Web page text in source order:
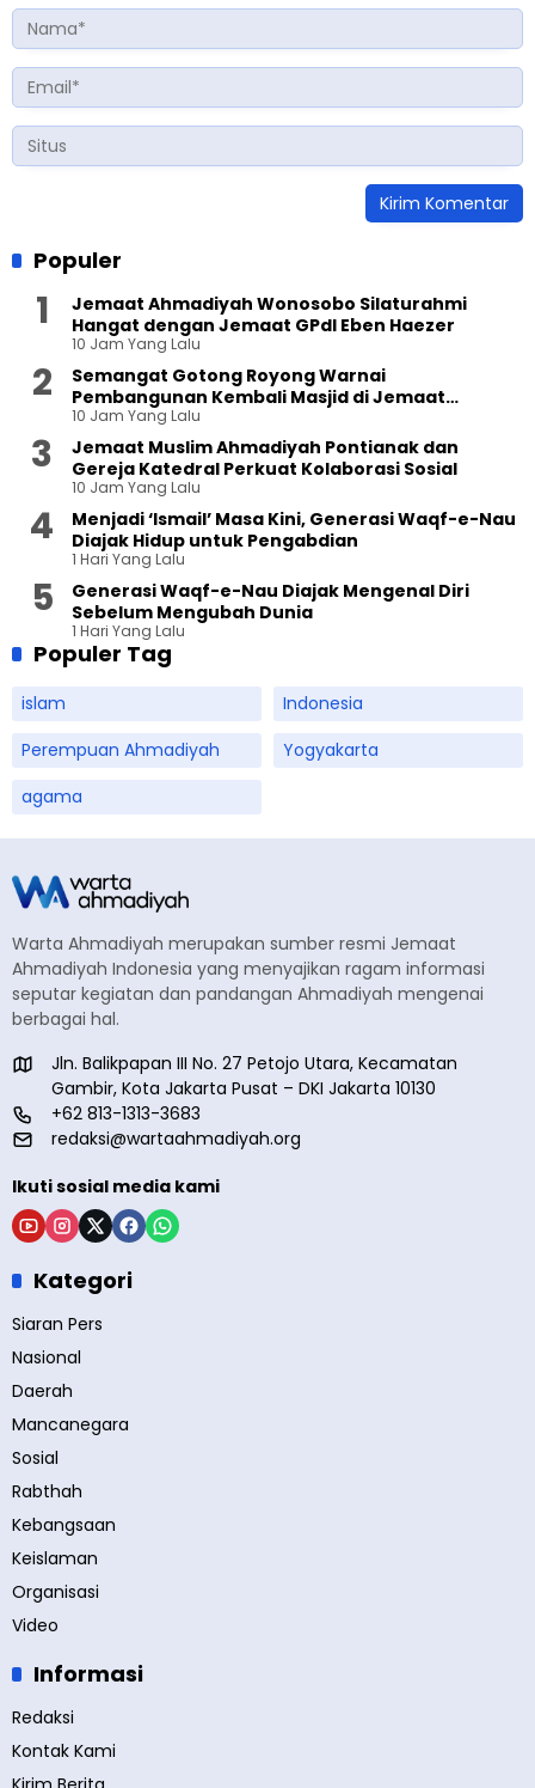
Populer
Jemaat Ahmadiyah Wonosobo Silaturahmi
Hangat dengan Jemaat GPdI Eben Haezer
10 Jam Yang Lalu
Semangat Gotong Royong Warnai
Pembangunan Kembali Masjid di Jemaat
Ahmadiyah Sukapura
10 Jam Yang Lalu
Jemaat Muslim Ahmadiyah Pontianak dan
Gereja Katedral Perkuat Kolaborasi Sosial
10 Jam Yang Lalu
Menjadi ‘Ismail’ Masa Kini, Generasi Waqf-e-Nau
Diajak Hidup untuk Pengabdian
1 Hari Yang Lalu
Generasi Waqf-e-Nau Diajak Mengenal Diri
Sebelum Mengubah Dunia
1 Hari Yang Lalu
Populer Tag
islam
Indonesia
Perempuan Ahmadiyah
Yogyakarta
agama
Warta Ahmadiyah merupakan sumber resmi Jemaat
Ahmadiyah Indonesia yang menyajikan ragam informasi
seputar kegiatan dan pandangan Ahmadiyah mengenai
berbagai hal.
Jln. Balikpapan III No. 27 Petojo Utara, Kecamatan
Gambir, Kota Jakarta Pusat – DKI Jakarta 10130
+62 813-1313-3683
redaksi@wartaahmadiyah.org
Ikuti sosial media kami
Kategori
Siaran Pers
Nasional
Daerah
Mancanegara
Sosial
Rabthah
Kebangsaan
Keislaman
Organisasi
Video
Informasi
Redaksi
Kontak Kami